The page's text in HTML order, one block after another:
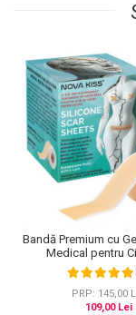
Bandă Premium cu
Medical pentru
Reutilizabilă, NOVA
x 1.5 m
PRP: 145,00
109,00 Lei